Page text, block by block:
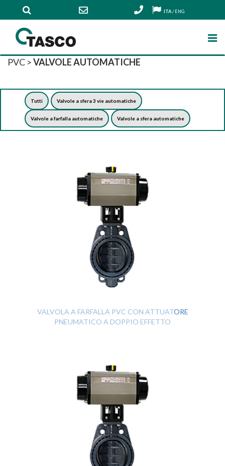
ITA/ENG
PVC >VALVOLE AUTOMATICHE
Tutti Valvole a sfera 3 vie automatiche
Valvole a farfalla automatiche Valvole a sfera automatiche
VALVOLA A FARFALLA PVC CON ATTUATORE
PNEUMATICO A DOPPIO EFFETTO